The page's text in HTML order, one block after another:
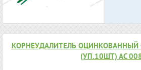
КОРНЕУДАЛИТЕЛЬ ОЦИНКОВАННЫЙ
(УП.10ШТ) АС